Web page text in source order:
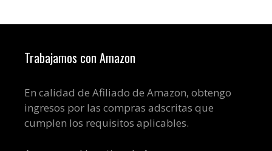
Trabajamos con Amazon
En calidad de Afiliado de Amazon, obtengo
ingresos por las compras adscritas que
cumplen los requisitos aplicables.